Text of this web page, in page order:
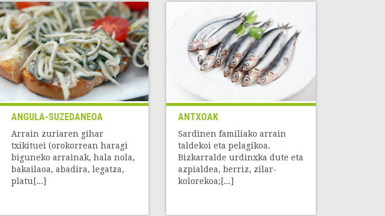
ANGULA-SUZEDANEOA
Arrain zuriaren gihar
txikituei (orokorrean haragi
biguneko arrainak, hala nola,
bakailaoa, abadira, legatza,
platu[...]
ANTXOAK
Sardinen familiako arrain
taldekoi eta pelagikoa.
Bizkarralde urdinxka dute eta
azpialdea, berriz, zilar-
kolorekoa;[...]